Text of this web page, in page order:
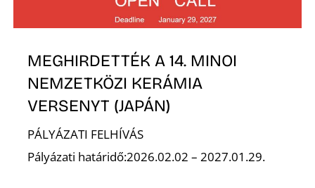
MEGHIRDETTÉK A 14. MINOI
NEMZETKÖZI KERÁMIA
VERSENYT (JAPÁN)
PÁLYÁZATI FELHÍVÁS
Pályázati határidő:2026.02.02 – 2027.01.29.